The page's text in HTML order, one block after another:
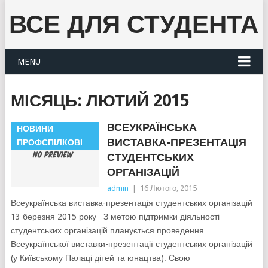
ВСЕ ДЛЯ СТУДЕНТА
MENU
МІСЯЦЬ: ЛЮТИЙ 2015
НОВИНИ
ПРОФСПІЛКОВІ
ВСЕУКРАЇНСЬКА
ВИСТАВКА-ПРЕЗЕНТАЦІЯ
СТУДЕНТСЬКИХ
ОРГАНІЗАЦІЙ
admin 16 Лютого, 2015
Всеукраїнська виставка-презентація студентських організацій
13 березня 2015 року З метою підтримки діяльності
студентських організацій планується проведення
Всеукраїнської виставки-презентації студентських організацій
(у Київському Палаці дітей та юнацтва). Свою